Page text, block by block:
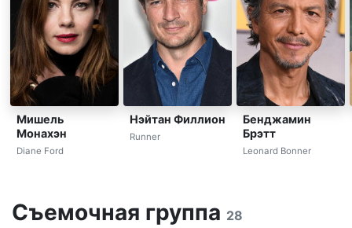
Мишель
Монахэн
Diane Ford
Нэйтан Филлион
Runner
Бенджамин
Брэтт
Leonard Bonner
Съемочная группа 28